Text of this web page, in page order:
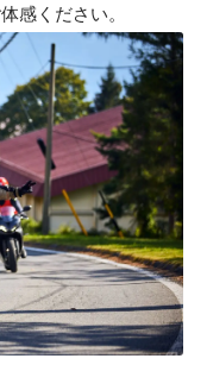
感ください。